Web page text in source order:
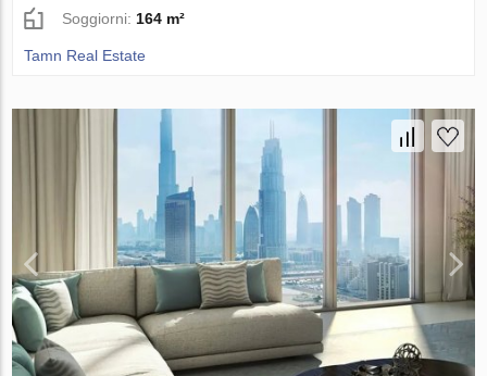
Soggiorni: 164 m²
Tamn Real Estate